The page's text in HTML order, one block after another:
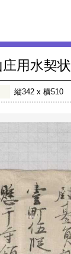
用水契状
縦342 x 横510